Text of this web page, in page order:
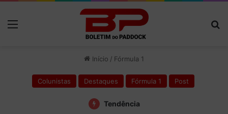
Início / Fórmula 1
Colunistas Destaques Fórmula 1 Post
Tendência